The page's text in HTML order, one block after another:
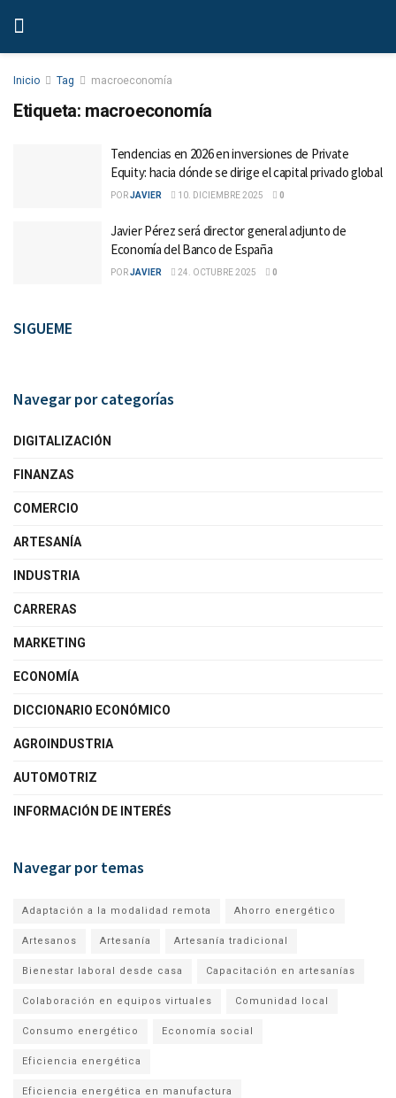
Inicio Tag macroeconomía
Etiqueta: macroeconomía
Tendencias en 2026 en inversiones de Private
Equity: hacia dónde se dirige el capital privado global
PORJAVIER 10. DICIEMBRE 2025 0
Javier Pérez será director general adjunto de
Economía del Banco de España
PORJAVIER 24. OCTUBRE 2025 0
SIGUEME
Navegar por categorías
DIGITALIZACIÓN
FINANZAS
COMERCIO
ARTESANÍA
INDUSTRIA
CARRERAS
MARKETING
ECONOMÍA
DICCIONARIO ECONÓMICO
AGROINDUSTRIA
AUTOMOTRIZ
INFORMACIÓN DE INTERÉS
Navegar por temas
Adaptación a la modalidad remota Ahorro energético
Artesanos Artesanía Artesanía tradicional
Bienestar laboral desde casa Capacitación en artesanías
Colaboración en equipos virtuales Comunidad local
Consumo energético Economía social
Eficiencia energética
Eficiencia energética en manufactura